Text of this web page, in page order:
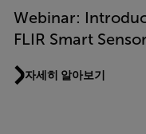
Webinar:
FLIR Smart
자세히 알아보기